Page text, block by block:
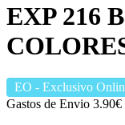
EXP 216
EO - Exclusivo
Gastos de Envio